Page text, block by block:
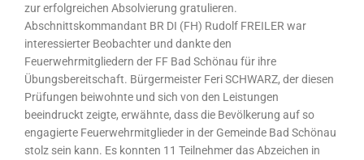
zur erfolgreichen Absolvierung gratulieren.
Abschnittskommandant BR DI (FH) Rudolf FREILER war
interessierter Beobachter und dankte den
Feuerwehrmitgliedern der FF Bad Schönau für ihre
Übungsbereitschaft. Bürgermeister Feri SCHWARZ, der diesen
Prüfungen beiwohnte und sich von den Leistungen
beeindruckt zeigte, erwähnte, dass die Bevölkerung auf so
engagierte Feuerwehrmitglieder in der Gemeinde Bad Schönau
stolz sein kann. Es konnten 11 Teilnehmer das Abzeichen in